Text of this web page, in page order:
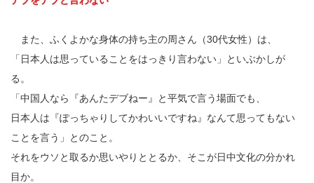
また、ふくよかな身体の持ち主の周さん（30代女性）は、
「日本人は思っていることをはっきり言わない」といぶかしが
る。
「中国人なら『あんたデブねー』と平気で言う場面でも、
日本人は『ぽっちゃりしてかわいいですね』なんて思ってもない
ことを言う」とのこと。
それをウソと取るか思いやりととるか、そこが日中文化の分かれ
目か。